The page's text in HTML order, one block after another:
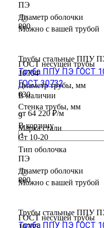
ПЭ
Диаметр оболочки
800
ГОСТ несущей трубы
10704
Диаметр трубы, мм
630
Стенка трубы, мм
9
Марка стали
Ст 10-20
Тип оболочка
ПЭ
Диаметр оболочки
800
ГОСТ несущей трубы
Можно с вашей трубой
Трубы стальные ППУ
Труба ППУ ПЭ ГОСТ
ГОСТ 30732
В наличии
от 64 220 ₽/м
В корзину
Можно с вашей трубой
Трубы стальные ППУ
Труба ППУ ПЭ ГОСТ